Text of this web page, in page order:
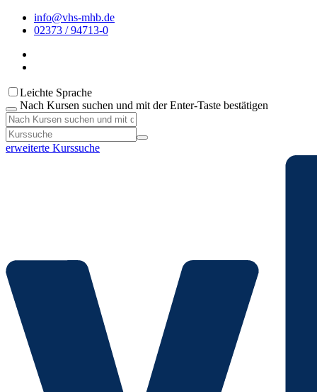
info@vhs-mhb.de
02373 / 94713-0
Leichte Sprache
Nach Kursen suchen und mit der Enter-Taste bestätigen
erweiterte Kurssuche